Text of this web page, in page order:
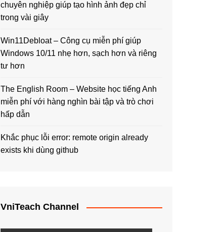
chuyên nghiệp giúp tạo hình ảnh đẹp chỉ
trong vài giây
Win11Debloat – Công cụ miễn phí giúp
Windows 10/11 nhẹ hơn, sạch hơn và riêng
tư hơn
The English Room – Website học tiếng Anh
miễn phí với hàng nghìn bài tập và trò chơi
hấp dẫn
Khắc phục lỗi error: remote origin already
exists khi dùng github
VniTeach Channel